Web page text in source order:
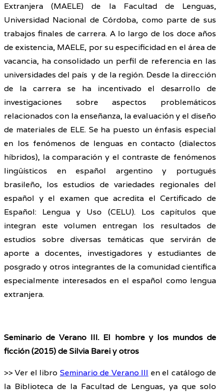
Extranjera (MAELE) de la Facultad de Lenguas,
Universidad Nacional de Córdoba, como parte de sus
trabajos finales de carrera. A lo largo de los doce años
de existencia, MAELE, por su especificidad en el área de
vacancia, ha consolidado un perfil de referencia en las
universidades del país y de la región. Desde la dirección
de la carrera se ha incentivado el desarrollo de
investigaciones sobre aspectos problemáticos
relacionados con la enseñanza, la evaluación y el diseño
de materiales de ELE. Se ha puesto un énfasis especial
en los fenómenos de lenguas en contacto (dialectos
híbridos), la comparación y el contraste de fenómenos
lingüísticos en español argentino y portugués
brasileño, los estudios de variedades regionales del
español y el examen que acredita el Certificado de
Español: Lengua y Uso (CELU). Los capítulos que
integran este volumen entregan los resultados de
estudios sobre diversas temáticas que servirán de
aporte a docentes, investigadores y estudiantes de
posgrado y otros integrantes de la comunidad científica
especialmente interesados en el español como lengua
extranjera.
Seminario de Verano III. El hombre y los mundos de
ficción (2015) de Silvia Barei y otros
>> Ver el libro Seminario de Verano III en el catálogo de
la Biblioteca de la Facultad de Lenguas, ya que solo